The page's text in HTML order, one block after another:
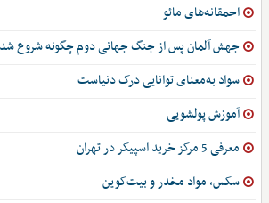
احمقانه‌های مائو
جهش آلمان پس از جنگ جهانی دوم چگونه شروع
سواد به‌معنای توانایی درک دنیاست
آموزش پولشویی
معرفی 5 مرکز خرید اسپیکر در تهران
سکس، مواد مخدر و بیت‌کوین